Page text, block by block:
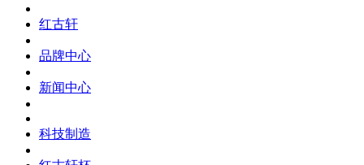
红古轩
品牌中心
新闻中心
科技制造